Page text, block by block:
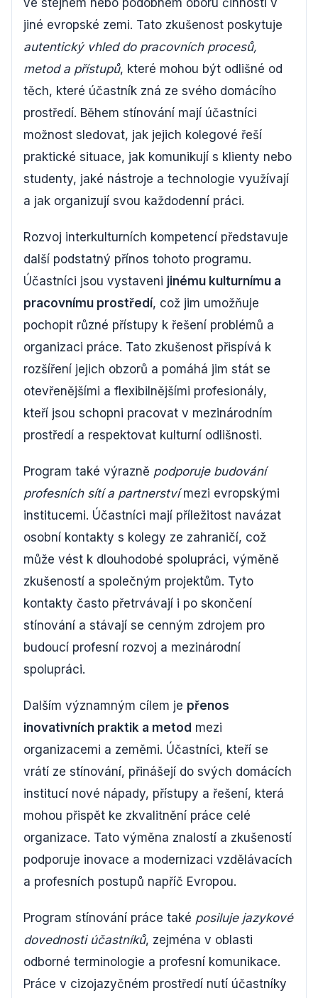
ve stejném nebo podobném oboru činnosti v
jiné evropské zemi. Tato zkušenost poskytuje
autentický vhled do pracovních procesů,
metod a přístupů, které mohou být odlišné od
těch, které účastník zná ze svého domácího
prostředí. Během stínování mají účastníci
možnost sledovat, jak jejich kolegové řeší
praktické situace, jak komunikují s klienty nebo
studenty, jaké nástroje a technologie využívají
a jak organizují svou každodenní práci.
Rozvoj interkulturních kompetencí představuje
další podstatný přínos tohoto programu.
Účastníci jsou vystaveni jinému kulturnímu a
pracovnímu prostředí, což jim umožňuje
pochopit různé přístupy k řešení problémů a
organizaci práce. Tato zkušenost přispívá k
rozšíření jejich obzorů a pomáhá jim stát se
otevřenějšími a flexibilnějšími profesionály,
kteří jsou schopni pracovat v mezinárodním
prostředí a respektovat kulturní odlišnosti.
Program také výrazně podporuje budování
profesních sítí a partnerstvímezi evropskými
institucemi. Účastníci mají příležitost navázat
osobní kontakty s kolegy ze zahraničí, což
může vést k dlouhodobé spolupráci, výměně
zkušeností a společným projektům. Tyto
kontakty často přetrvávají i po skončení
stínování a stávají se cenným zdrojem pro
budoucí profesní rozvoj a mezinárodní
spolupráci.
Dalším významným cílem je přenos
inovativních praktik a metod mezi
organizacemi a zeměmi. Účastníci, kteří se
vrátí ze stínování, přinášejí do svých domácích
institucí nové nápady, přístupy a řešení, která
mohou přispět ke zkvalitnění práce celé
organizace. Tato výměna znalostí a zkušeností
podporuje inovace a modernizaci vzdělávacích
a profesních postupů napříč Evropou.
Program stínování práce také posiluje jazykové
dovednosti účastníků, zejména v oblasti
odborné terminologie a profesní komunikace.
Práce v cizojazyčném prostředí nutí účastníky